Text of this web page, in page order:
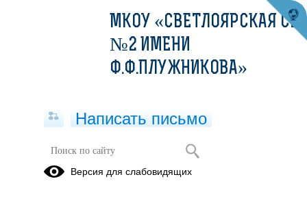
Материально-техническое
МКОУ «СВЕТЛОЯРСКАЯ СШ
№2 ИМЕНИ
Ф.Ф.ПЛУЖНИКОВА»
Написать письмо
Версия для слабовидящих